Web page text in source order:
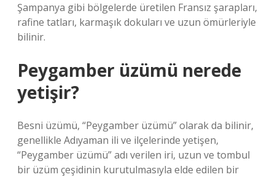
Şampanya gibi bölgelerde üretilen Fransız şarapları,
rafine tatları, karmaşık dokuları ve uzun ömürleriyle
bilinir.
Peygamber üzümü nerede
yetişir?
Besni üzümü, “Peygamber üzümü” olarak da bilinir,
genellikle Adıyaman ili ve ilçelerinde yetişen,
“Peygamber üzümü” adı verilen iri, uzun ve tombul
bir üzüm çeşidinin kurutulmasıyla elde edilen bir